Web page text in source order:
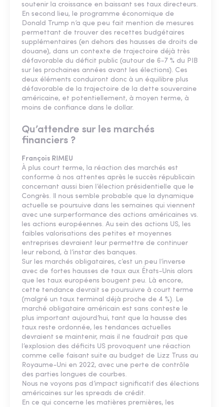
soutenir la croissance en baissant ses taux directeurs.
En second lieu, le programme économique de
Donald Trump n’a que peu fait mention de mesures
permettant de trouver des recettes budgétaires
supplémentaires (en dehors des hausses de droits de
douane), dans un contexte de trajectoire déjà très
défavorable du déficit public (autour de 6-7 % du PIB
sur les prochaines années avant les élections). Ces
deux éléments conduiront donc à un équilibre plus
défavorable de la trajectoire de la dette souveraine
américaine, et potentiellement, à moyen terme, à
moins de confiance dans le dollar.
Qu’attendre sur les marchés
financiers ?
François RIMEU
À plus court terme, la réaction des marchés est
conforme à nos attentes après le succès républicain
concernant aussi bien l’élection présidentielle que le
Congrès. Il nous semble probable que la dynamique
actuelle se poursuive dans les semaines qui viennent
avec une surperformance des actions américaines vs.
les actions européennes. Au sein des actions US, les
faibles valorisations des petites et moyennes
entreprises devraient leur permettre de continuer
leur rebond, à l’instar des banques.
Sur les marchés obligataires, c’est un peu l’inverse
avec de fortes hausses de taux aux États-Unis alors
que les taux européens bougent peu. Là encore,
cette tendance devrait se poursuivre à court terme
(malgré un taux terminal déjà proche de 4 %). Le
marché obligataire américain est sans conteste le
plus important aujourd’hui, tant que la hausse des
taux reste ordonnée, les tendances actuelles
devraient se maintenir, mais il ne faudrait pas que
l’explosion des déficits US provoquent une réaction
comme celle faisant suite au budget de Lizz Truss au
Royaume-Uni en 2022, avec une perte de contrôle
des parties longues de courbes.
Nous ne voyons pas d’impact significatif des élections
américaines sur les spreads de crédit.
En ce qui concerne les matières premières, les